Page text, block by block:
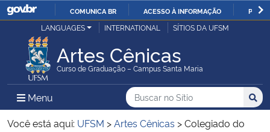
IR
O
COMUNICA BR ACESSO À INFORMAÇÃO
Ministério da Justiça e Segurança Pública
Ministério da Defesa
Ministério das Relações Exteriores
LANGUAGES INTERNATIONAL SÍTIOS DA UFSM
Artes Cênicas
Curso de Graduação – Campus Santa Maria
Menu Menu Principal do Sítio
Busca
Buscar no no Sítio
Busca:
Você está aqui: UFSM >Artes Cênicas >Colegiado do